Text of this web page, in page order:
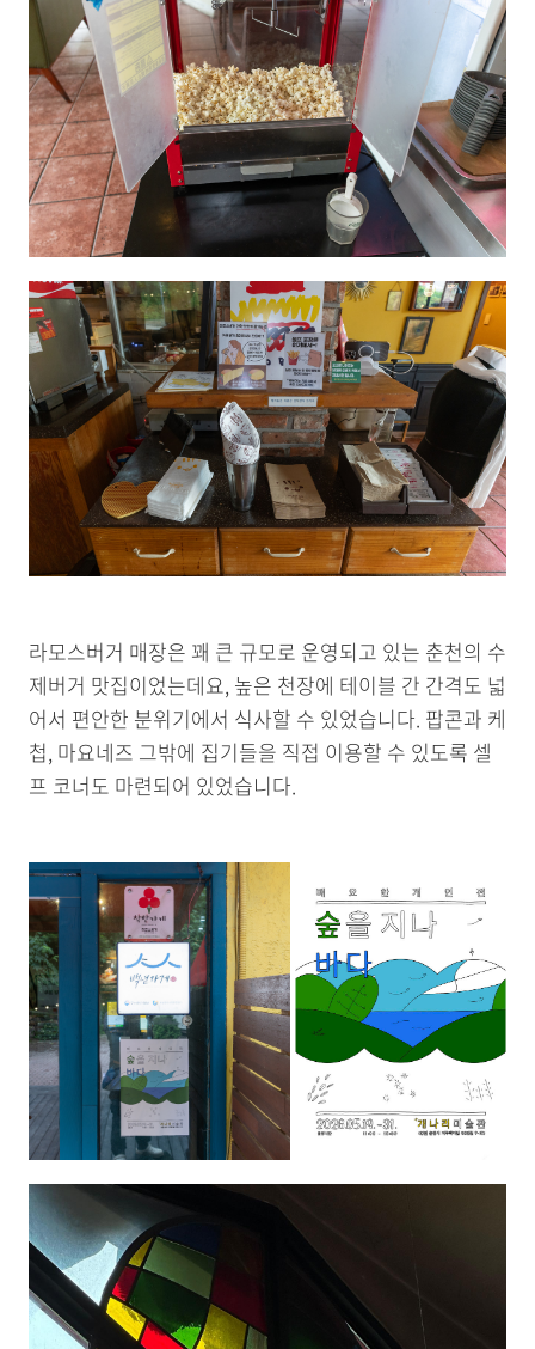
라모스버거 매장은 꽤 큰 규모로 운영되고 있는 춘천의 수
제버거 맛집이었는데요, 높은 천장에 테이블 간 간격도 넓
어서 편안한 분위기에서 식사할 수 있었습니다. 팝콘과 케
첩, 마요네즈 그밖에 집기들을 직접 이용할 수 있도록 셀
프 코너도 마련되어 있었습니다.